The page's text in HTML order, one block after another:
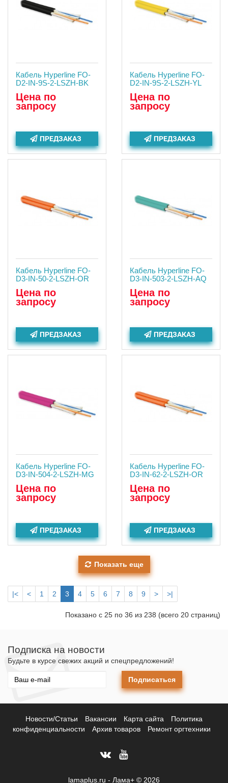
Кабель Hyperline FO-
D2-IN-9S-2-LSZH-BK
Цена по
запросу
ПРЕДЗАКАЗ
Кабель Hyperline FO-
D2-IN-9S-2-LSZH-YL
Цена по
запросу
ПРЕДЗАКАЗ
Кабель Hyperline FO-
D3-IN-50-2-LSZH-OR
Цена по
запросу
ПРЕДЗАКАЗ
Кабель Hyperline FO-
D3-IN-503-2-LSZH-AQ
Цена по
запросу
ПРЕДЗАКАЗ
Кабель Hyperline FO-
D3-IN-504-2-LSZH-MG
Цена по
запросу
ПРЕДЗАКАЗ
Кабель Hyperline FO-
D3-IN-62-2-LSZH-OR
Цена по
запросу
ПРЕДЗАКАЗ
Показать еще
|< < 1 2 3 4 5 6 7 8 9 > >|
Показано с 25 по 36 из 238 (всего 20 страниц)
Подписка на новости
Будьте в курсе свежих акций и спецпредложений!
Подписаться
Новости/Статьи Вакансии Карта сайта
Политика
конфиденциальности
Архив товаров Ремонт оргтехники
lamaplus.ru - Лама+ © 2026